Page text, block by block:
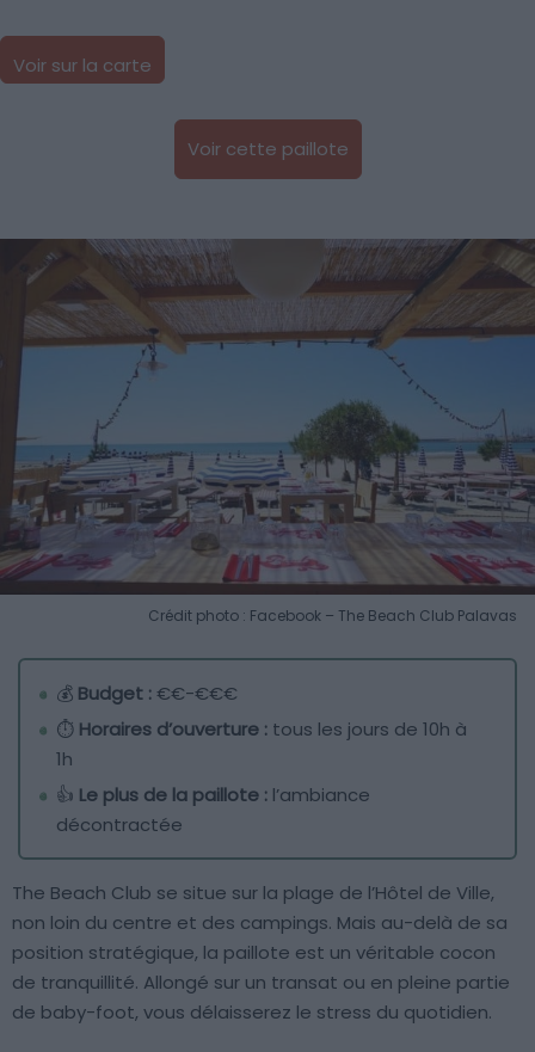
Voir sur la carte
Voir cette paillote
Crédit photo : Facebook – The Beach Club Palavas
💰 Budget :€€-€€€
⏱️ Horaires d’ouverture : tous les jours de 10h à
1h
👍 Le plus de la paillote : l’ambiance
décontractée
The Beach Club se situe sur la plage de l’Hôtel de Ville,
non loin du centre et des campings. Mais au-delà de sa
position stratégique, la paillote est un véritable cocon
de tranquillité. Allongé sur un transat ou en pleine partie
de baby-foot, vous délaisserez le stress du quotidien.